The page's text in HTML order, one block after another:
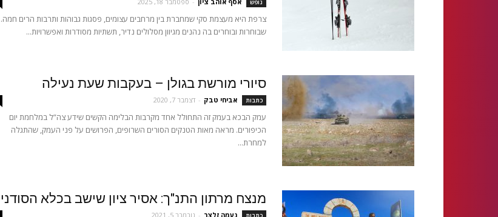
נופש
צרפת היא מעצמת סקי שמחברת בין מרחבים עצומים, פסגות גבוהות ותרבות הרים חמה.
שבוחרות ובוחרים בה נהנים מגיוון מסלולים נדיר, תשתיות מסודרות ואפשרויות...
סיורי מורשת בגולן – בעקבות שעת נעילה
כתבות אביחי טבק - דצמבר 7, 2020
עמק הבכא בעמק זה התחולל אחד מקרבות הבלימה הקשים שידע צה”ל במלחמת יום
הכיפורים. מראה מאות הטנקים הסורים השרופים, הפרושים על פני העמק, שהתגלה
למחרת...
מנצח מרתון התנ"ך: אסיר ציון שישב בכלא הסודני
כתבות נעמה זלצר - נובמבר 5, 2021